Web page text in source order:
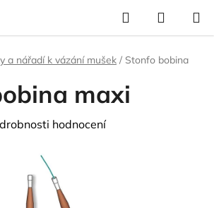
Hledat
a nářadí k vázání mušek / Stonfo bobina
maxi
hodnocení